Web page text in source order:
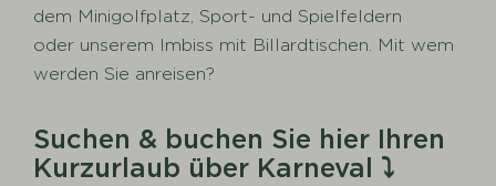
dem Minigolfplatz, Sport- und Spielfeldern
oder unserem Imbiss mit Billardtischen. Mit wem
werden Sie anreisen?
Suchen & buchen Sie hier Ihren
Kurzurlaub über Karneval ⤵️